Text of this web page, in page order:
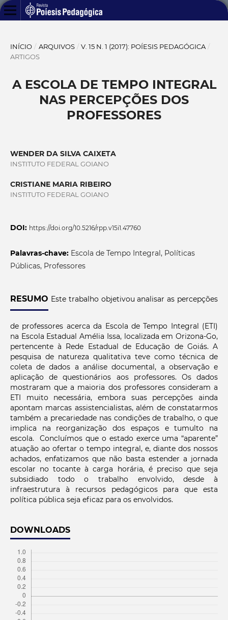
INÍCIO / ARQUIVOS / V. 15 N. 1 (2017): POÍESIS PEDAGÓGICA /
ARTIGOS
A ESCOLA DE TEMPO INTEGRAL
NAS PERCEPÇÕES DOS
PROFESSORES
WENDER DA SILVA CAIXETA
INSTITUTO FEDERAL GOIANO
CRISTIANE MARIA RIBEIRO
INSTITUTO FEDERAL GOIANO
DOI: https://doi.org/10.5216/rpp.v15i1.47760
Palavras-chave: Escola de Tempo Integral, Políticas
Públicas, Professores
RESUMO Este trabalho objetivou analisar as percepções
de professores acerca da Escola de Tempo Integral (ETI)
na Escola Estadual Amélia Issa, localizada em Orizona-Go,
pertencente à Rede Estadual de Educação de Goiás. A
pesquisa de natureza qualitativa teve como técnica de
coleta de dados a análise documental, a observação e
aplicação de questionários aos professores. Os dados
mostraram que a maioria dos professores consideram a
ETI muito necessária, embora suas percepções ainda
apontam marcas assistencialistas, além de constatarmos
também a precariedade nas condições de trabalho, o que
implica na reorganização dos espaços e tumulto na
escola. Concluímos que o estado exerce uma “aparente”
atuação ao ofertar o tempo integral, e, diante dos nossos
achados, enfatizamos que não basta estender a jornada
escolar no tocante à carga horária, é preciso que seja
subsidiado todo o trabalho envolvido, desde à
infraestrutura à recursos pedagógicos para que esta
política pública seja eficaz para os envolvidos.
DOWNLOADS